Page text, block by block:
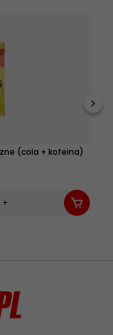
(cola + kofeina)
+